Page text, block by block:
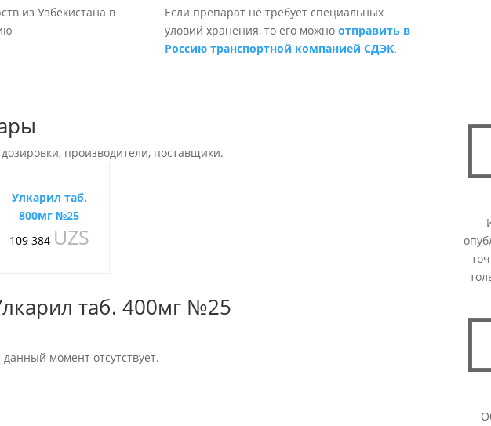
Если препарат не требует специальных
уловий хранения, то его можно отправить в
Россию транспортной компанией СДЭК.
производители, поставщики.
Улкарил таб.
800мг №25
109 384 UZS
таб. 400мг №25
момент отсутствует.